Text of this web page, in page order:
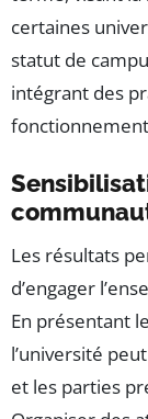
certaines
statut de
intégrant des
Les résultats
d’engager
En présentant
l’université
et les parties